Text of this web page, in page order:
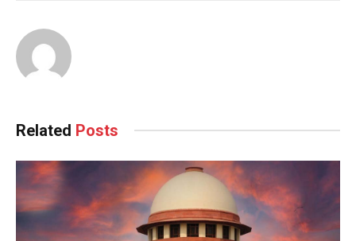
Related Posts